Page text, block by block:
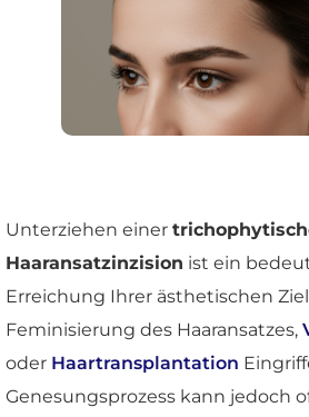
Unterziehen einer
Haaransatzinzision ist ein
Erreichung Ihrer ästhetischen
Feminisierung des Haaransatzes,
oder Haartransplantation
Genesungsprozess kann jedoch